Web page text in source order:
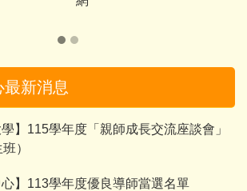
新消息
學】115學年度「親師成長交流座談會」
）
心】113學年度優良導師當選名單